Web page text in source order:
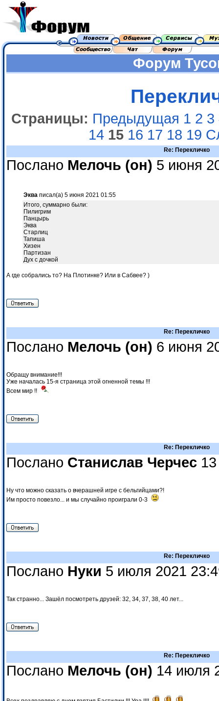
Форум
Страницы: Предыдущая 1 2 3
1415 16 17 18 19
Re: Перекличко
Послано Мелочь (он) 5 июня
Эква писал(а) 5 июня 2021 01:55
Итого, суммарно были:
Пилигрим
Панцырь
Эква
Старлиц
Тапиша
Хизен
Партизан
Дух с дочкой
А где собрались то? На Плотинке? Или в Сабвее? )
Re: Перекличко
Послано Мелочь (он) 6 июня
Обращу внимание!!!
Уже началась 15-я страница этой огненной темы !!!
Всем мир !!
Re: Перекличко
Послано Станислав Черчес
Ну что можно сказать о вчерашней игре с бельгийцами?!
Им просто повезло... и мы случайно проиграли 0-3
Re: Перекличко
Послано Нуки 5 июля 2021
Так странно... Зашёл посмотреть друзей: 32, 34, 37, 38, 40 лет...
Re: Перекличко
Послано Мелочь (он) 14 июля